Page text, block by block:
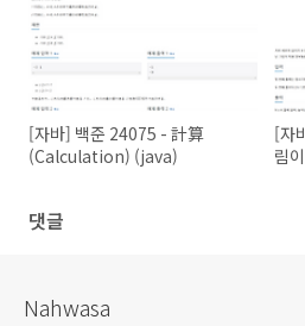
[자바] 백준 24075 - 計算
(Calculation) (java)
[자
림
댓글
Nahwasa